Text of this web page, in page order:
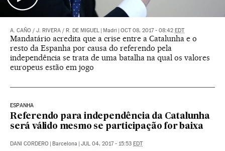
A. CAÑO / J. RIVERA / R. DE MIGUEL Madri OCT 08, 2017 - 08:42 EDT
Mandatário acredita que a crise entre a Catalunha e o
resto da Espanha por causa do referendo pela
independência se trata de uma batalha na qual os valores
europeus estão em jogo
ESPANHA
Referendo para independência da Catalunha
será válido mesmo se participação for baixa
DANI CORDERO Barcelona JUL 04, 2017 - 15:53 EDT